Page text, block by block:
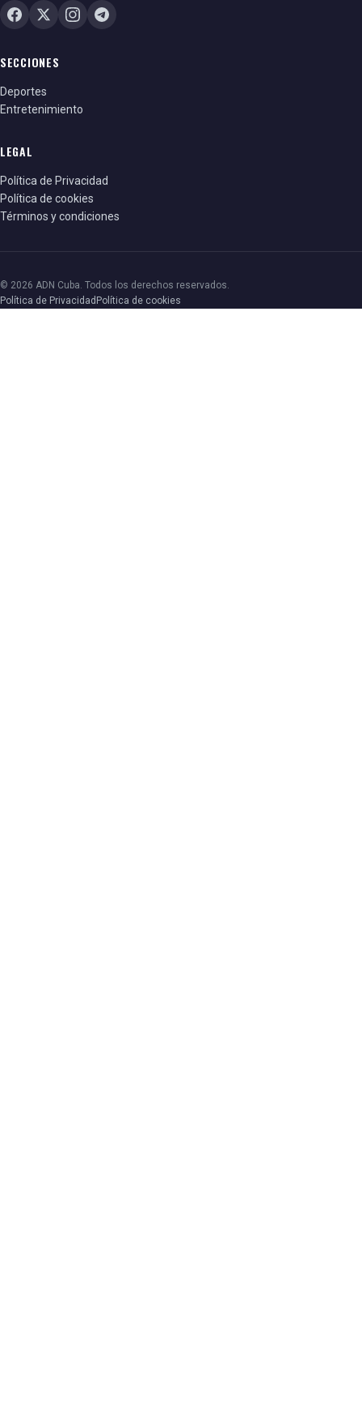
SECCIONES
Deportes
Entretenimiento
LEGAL
Política de Privacidad
Política de cookies
Términos y condiciones
© 2026 ADN Cuba. Todos los derechos reservados.
Política de Privacidad Política de cookies